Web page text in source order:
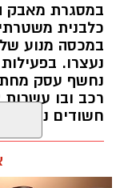
קרדיט: זק"א
התפתחות קשה
סוף חודש
(חמישי)
דיין, לאחר
במסגרת מאבק
כלבנית
במכסה מנוע
נעצרו.
נחשף עסק
רכב ובו
חשודים נעצרו